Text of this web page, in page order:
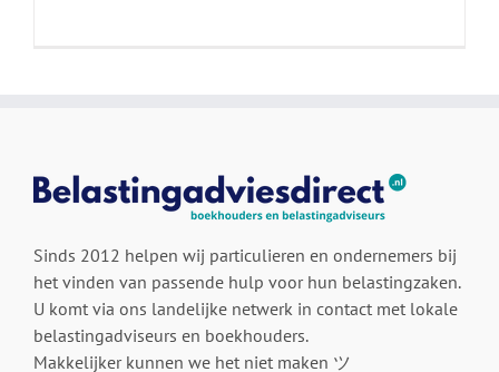
Sinds 2012 helpen wij particulieren en ondernemers bij
het vinden van passende hulp voor hun belastingzaken.
U komt via ons landelijke netwerk in contact met lokale
belastingadviseurs en boekhouders.
Makkelijker kunnen we het niet maken ツ